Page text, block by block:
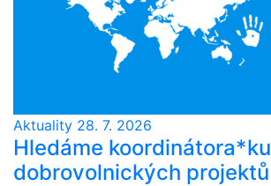
Aktuality 28. 7. 2026
Hledáme koordinátora*ku
dobrovolnických projektů